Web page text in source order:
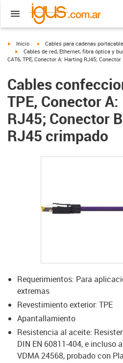
igus-icon-arrow-right
Inicio igus-icon-arrow-right
Cables para cadenas
igus-icon-arrow-right
Cables de red, Ethernet, fibra óptica y
CAT6, TPE, Conector A: Harting RJ45;
Cables
TPE, Conector
RJ45; Conector
RJ45 crimpado
Requerimientos: Para
extremas
Revestimiento exterior: TPE
Apantallamiento
Resistencia al aceite:
DIN EN 60811-404, e incluso
VDMA 24568, probado con